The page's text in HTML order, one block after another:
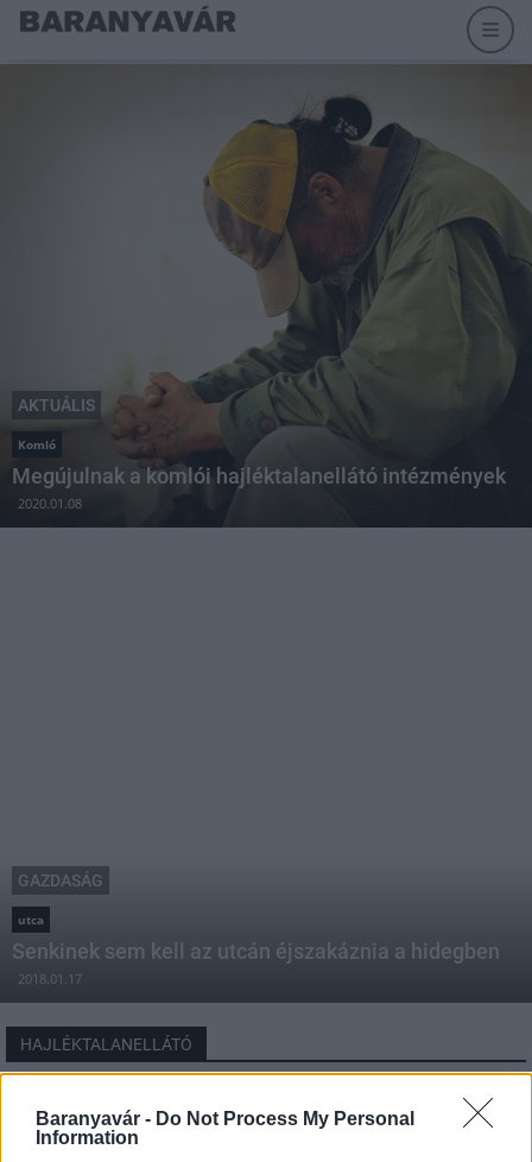
Baranyavár - Do Not Process My Personal
Information
AKTUÁLIS
Komló
Megújulnak a komlói hajléktalanellátó intézmények
2020.01.08
GAZDASÁG
utca
Senkinek sem kell az utcán éjszakáznia a hidegben
2018.01.17
HAJLÉKTALANELLÁTÓ